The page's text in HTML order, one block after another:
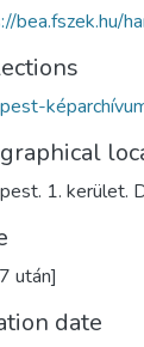
bea.fszek.hu/
1. kerület.
után]
date